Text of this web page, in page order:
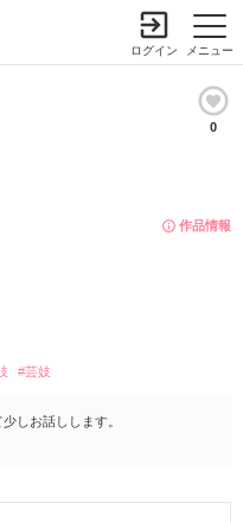
メニュー
ログイン
0
作品情報
#芸妓
しお話しします。